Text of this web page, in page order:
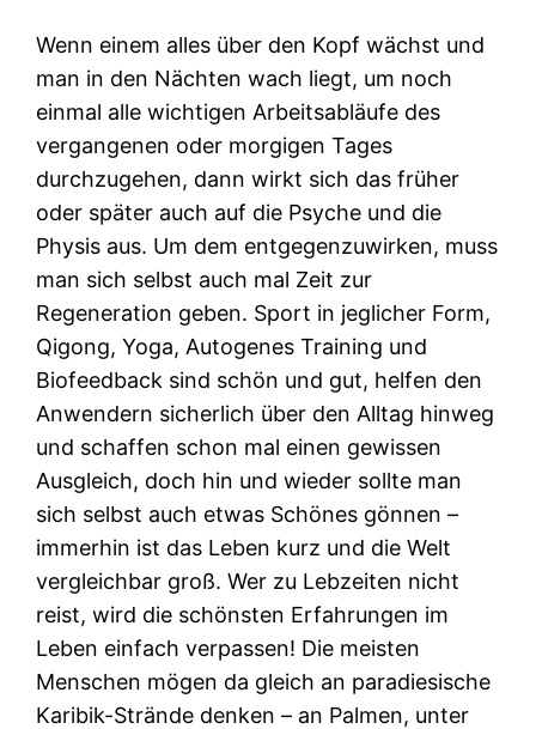
Wenn einem alles über den Kopf wächst und
man in den Nächten wach liegt, um noch
einmal alle wichtigen Arbeitsabläufe des
vergangenen oder morgigen Tages
durchzugehen, dann wirkt sich das früher
oder später auch auf die Psyche und die
Physis aus. Um dem entgegenzuwirken, muss
man sich selbst auch mal Zeit zur
Regeneration geben. Sport in jeglicher Form,
Qigong, Yoga, Autogenes Training und
Biofeedback sind schön und gut, helfen den
Anwendern sicherlich über den Alltag hinweg
und schaffen schon mal einen gewissen
Ausgleich, doch hin und wieder sollte man
sich selbst auch etwas Schönes gönnen –
immerhin ist das Leben kurz und die Welt
vergleichbar groß. Wer zu Lebzeiten nicht
reist, wird die schönsten Erfahrungen im
Leben einfach verpassen! Die meisten
Menschen mögen da gleich an paradiesische
Karibik-Strände denken – an Palmen, unter